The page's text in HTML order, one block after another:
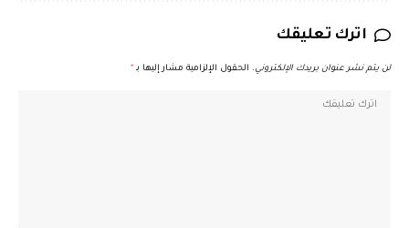
اترك تعليقك
لن يتم نشر عنوان بريدك الإلكتروني. الحقول الإلزامية مشار إليها بـ *